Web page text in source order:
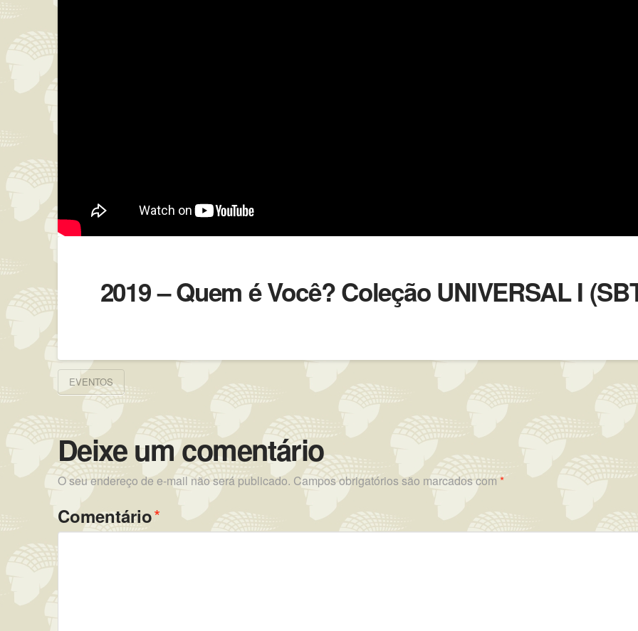
2019 – Quem é Você? Coleção UNIVERSAL I
EVENTOS
Deixe um comentário
O seu endereço de e-mail não será publicado. Campos obrigatórios são marcados com*
Comentário*